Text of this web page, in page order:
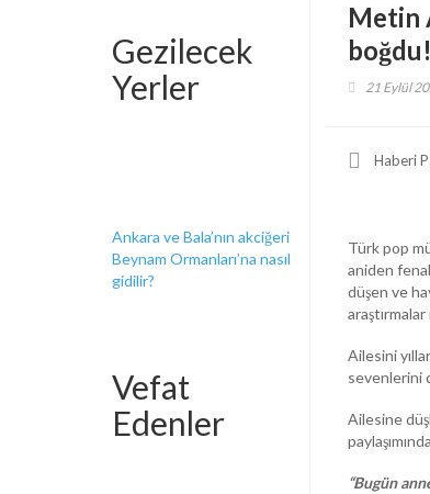
Gezilecek
Yerler
Ankara ve Bala’nın akciğeri
Beynam Ormanları’na nasıl
gidilir?
Vefat
Edenler
Metin
21 Eylül
Haberi
Türk pop
aniden
düşen ve
Ailesini
sevenlerini
Ailesine
“Bugün